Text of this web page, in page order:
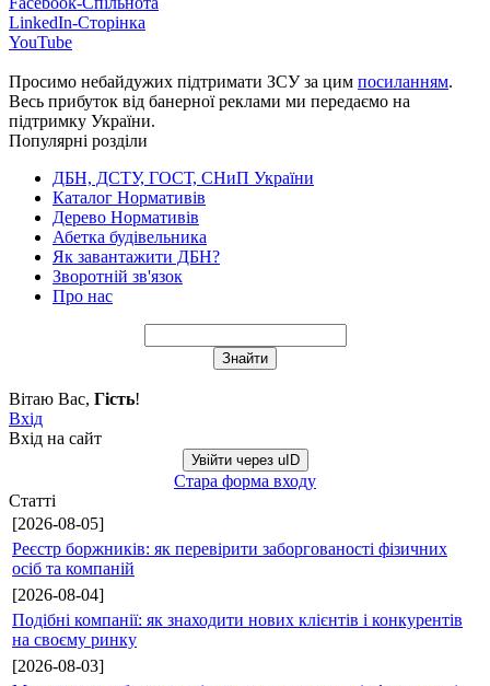
LinkedIn-Сторінка
YouTube
Просимо небайдужих підтримати ЗСУ за цим посиланням.
Весь прибуток від банерної реклами ми передаємо на
підтримку України.
Популярні розділи
ДБН, ДСТУ, ГОСТ, СНиП України
Каталог Нормативів
Дерево Нормативів
Абетка будівельника
Як завантажити ДБН?
Зворотній зв'язок
Про нас
Вітаю Вас, Гість!
Вхід
Вхід на сайт
Увійти через uID
Стара форма входу
Статті
[2026-08-05]
Реєстр боржників: як перевірити заборгованості фізичних
осіб та компаній
[2026-08-04]
Подібні компанії: як знаходити нових клієнтів і конкурентів
на своєму ринку
[2026-08-03]